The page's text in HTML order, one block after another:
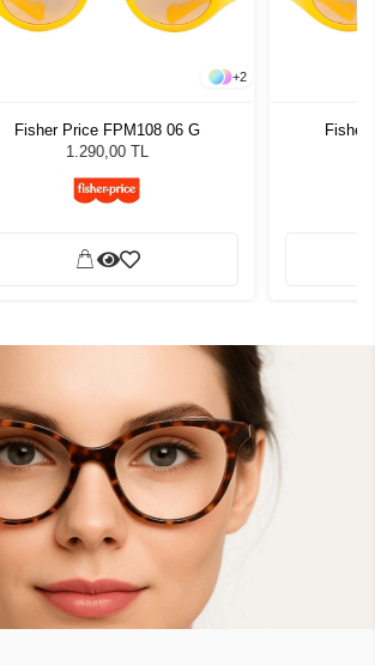
+2
Fisher Price FPM108 06 G
1.290,00 TL
Fisher